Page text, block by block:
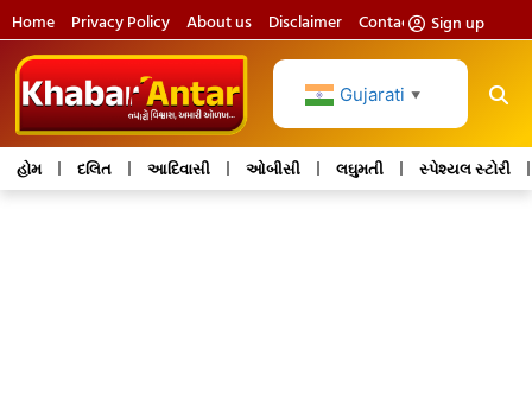
Home Privacy Policy About us Disclaimer Contact usSign up
Gujarati ▼
હોમ દલિત આદિવાસી ઓબીસી લઘુમતી સ્પેશ્યલ સ્ટોરી